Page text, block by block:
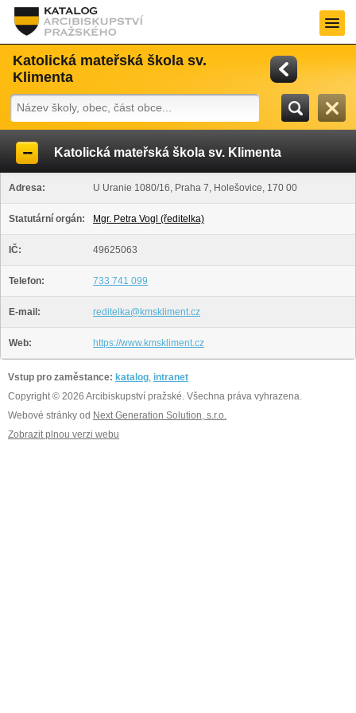
Katolická mateřská škola sv.
Klimenta
Katolická mateřská škola sv. Klimenta
Adresa: U Uranie 1080/16, Praha 7, Holešovice, 170 00
Statutární orgán: Mgr. Petra Vogl (ředitelka)
IČ: 49625063
Telefon: 733 741 099
E-mail: reditelka@kmskliment.cz
Web: https://www.kmskliment.cz
Vstup pro zaměstance: katalog, intranet
Copyright © 2026 Arcibiskupství pražské. Všechna práva vyhrazena.
Webové stránky od Next Generation Solution, s.r.o.
Zobrazit plnou verzi webu